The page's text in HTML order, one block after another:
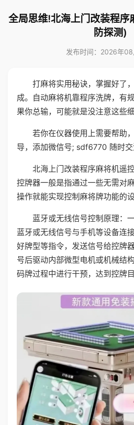
全局思维!北海上门改装程序
防探测)
发布时间：2026年
打麻将实用秘诀，掌握好了
成。自动麻将机靠程序洗牌，有
果你总输，可能就是没注意这些细
若你在仪器使用上需要帮助
导，添加微信号; sdf6770 随时交
北海上门改装程序麻将机遥
控牌器一般是指通过一些无需对
操作就能实现控制麻将牌功能的设
蓝牙或无线信号控制原理：
蓝牙或无线信号与手机等设备连
好牌型等指令，发送信号给控牌
号后驱动内部微型电机或机械结
码牌过程中进行干预，达到控牌目